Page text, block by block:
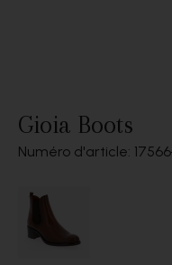
Gioia Boots
Numéro d'article: 17566